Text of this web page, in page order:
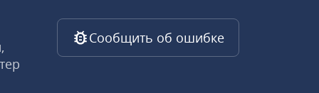
Сообщить об ошибке